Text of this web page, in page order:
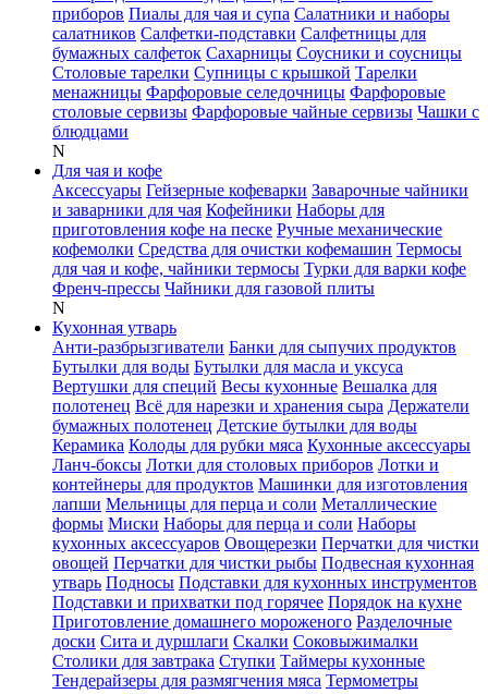
приборов Пиалы для чая и супа Салатники и наборы
салатников Салфетки-подставки Салфетницы для
бумажных салфеток Сахарницы Соусники и соусницы
Столовые тарелки Супницы с крышкой Тарелки
менажницы Фарфоровые селедочницы Фарфоровые
столовые сервизы Фарфоровые чайные сервизы Чашки с
блюдцами
N
Для чая и кофе
Аксессуары Гейзерные кофеварки Заварочные чайники
и заварники для чая Кофейники Наборы для
приготовления кофе на песке Ручные механические
кофемолки Средства для очистки кофемашин Термосы
для чая и кофе, чайники термосы Турки для варки кофе
Френч-прессы Чайники для газовой плиты
N
Кухонная утварь
Анти-разбрызгиватели Банки для сыпучих продуктов
Бутылки для воды Бутылки для масла и уксуса
Вертушки для специй Весы кухонные Вешалка для
полотенец Всё для нарезки и хранения сыра Держатели
бумажных полотенец Детские бутылки для воды
Керамика Колоды для рубки мяса Кухонные аксессуары
Ланч-боксы Лотки для столовых приборов Лотки и
контейнеры для продуктов Машинки для изготовления
лапши Мельницы для перца и соли Металлические
формы Миски Наборы для перца и соли Наборы
кухонных аксессуаров Овощерезки Перчатки для чистки
овощей Перчатки для чистки рыбы Подвесная кухонная
утварь Подносы Подставки для кухонных инструментов
Подставки и прихватки под горячее Порядок на кухне
Приготовление домашнего мороженого Разделочные
доски Сита и дуршлаги Скалки Соковыжималки
Столики для завтрака Ступки Таймеры кухонные
Тендерайзеры для размягчения мяса Термометры